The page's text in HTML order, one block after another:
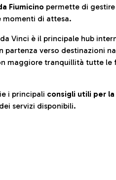
Fiumicino permette di
momenti di attesa.
Vinci è il principale hub
partenza verso destinazioni
maggiore tranquillità tutte le
i principali consigli utili per
servizi disponibili.